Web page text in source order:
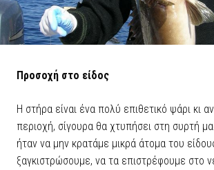
Προσοχή στο είδος
Η στήρα είναι ένα πολύ επιθετικό ψάρι κι
περιοχή, σίγουρα θα χτυπήσει στη συρτή
ήταν να μην κρατάμε μικρά άτομα του
ξαγκιστρώσουμε, να τα επιστρέφουμε στο